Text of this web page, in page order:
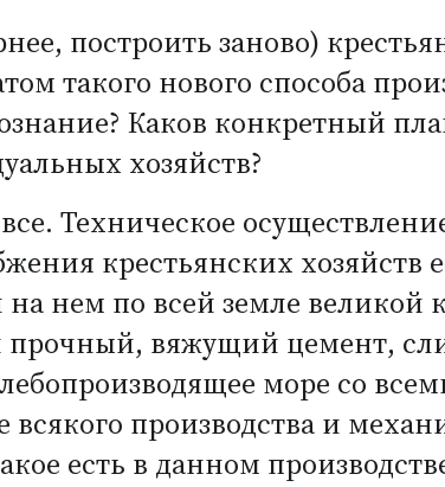
построить заново)
такого нового способа
Каков конкретный
хозяйств?
Техническое
крестьянских хозяйств
нем по всей земле великой
прочный, вяжущий цемент,
море со
производства и
есть в данном